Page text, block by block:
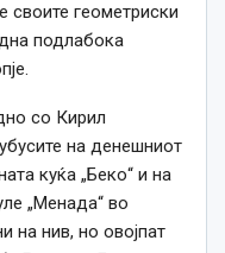
своите геометриски
подлабока
со Кирил
на денешниот
куќа „Беко“ и на
„Менада“ во
на нив, но овојпат